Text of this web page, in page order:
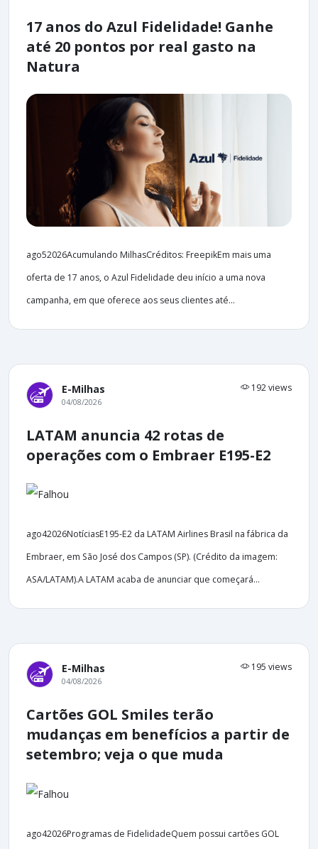
17 anos do Azul Fidelidade! Ganhe
até 20 pontos por real gasto na
Natura
ago52026Acumulando MilhasCréditos: FreepikEm mais uma
oferta de 17 anos, o Azul Fidelidade deu início a uma nova
campanha, em que oferece aos seus clientes até...
E-Milhas 192 views
04/08/2026
LATAM anuncia 42 rotas de
operações com o Embraer E195-E2
ago42026NotíciasE195-E2 da LATAM Airlines Brasil na fábrica da
Embraer, em São José dos Campos (SP). (Crédito da imagem:
ASA/LATAM).A LATAM acaba de anunciar que começará...
E-Milhas 195 views
04/08/2026
Cartões GOL Smiles terão
mudanças em benefícios a partir de
setembro; veja o que muda
ago42026Programas de FidelidadeQuem possui cartões GOL